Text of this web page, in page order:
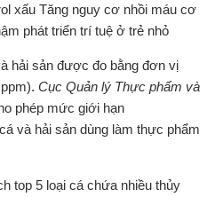
xấu Tăng nguy cơ nhồi máu cơ
phát triển trí tuệ ở trẻ nhỏ
hải sản được đo bằng đơn vị
Cục Quản lý Thực phẩm và
phép mức giới hạn
và hải sản dùng làm thực phẩm
top 5 loại cá chứa nhiều thủy